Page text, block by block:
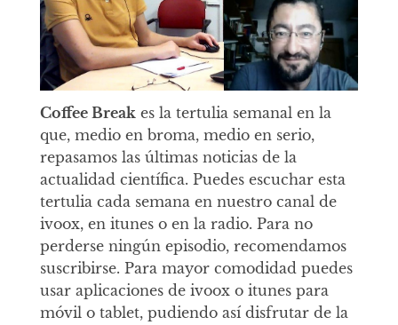
Coffee Breakes la tertulia semanal en la
que, medio en broma, medio en serio,
repasamos las últimas noticias de la
actualidad científica. Puedes escuchar esta
tertulia cada semana en nuestro canal de
ivoox, en itunes o en la radio. Para no
perderse ningún episodio, recomendamos
suscribirse. Para mayor comodidad puedes
usar aplicaciones de ivoox o itunes para
móvil o tablet, pudiendo así disfrutar de la